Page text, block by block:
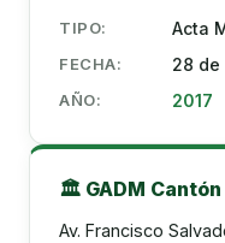
TIPO: Acta
FECHA: 28 de
AÑO: 2017
🏛️ GADM Cantón
Av. Francisco